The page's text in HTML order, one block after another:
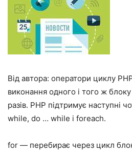
Від автора: оператори циклу
виконання одного і того ж блоку
разів. PHP підтримує наступні
while, do … while і foreach.
for — перебирає через цикл блок